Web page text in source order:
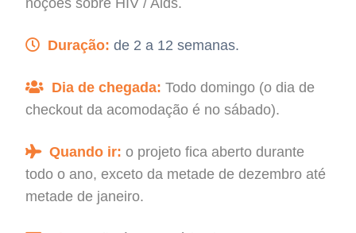
Duração: de 2 a 12 semanas.
Dia de chegada:Todo domingo (o dia de
checkout da acomodação é no sábado).
Quando ir:o projeto fica aberto durante
todo o ano, exceto da metade de dezembro até
metade de janeiro.